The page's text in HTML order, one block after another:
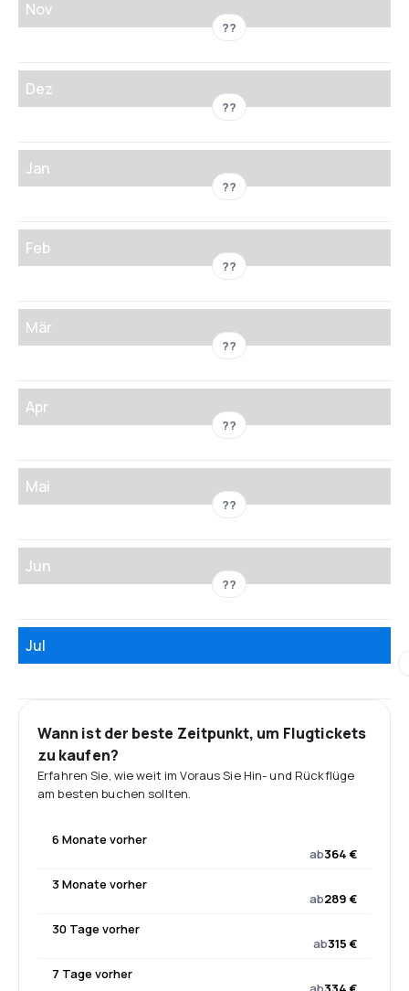
Nov
??
Dez
??
Jan
??
Feb
??
Mär
??
Apr
??
Mai
??
Jun
??
Jul
Wann ist der beste Zeitpunkt, um Flugtickets
zu kaufen?
Erfahren Sie, wie weit im Voraus Sie Hin- und Rückflüge
am besten buchen sollten.
6 Monate vorher
ab364 €
3 Monate vorher
ab289 €
30 Tage vorher
ab315 €
7 Tage vorher